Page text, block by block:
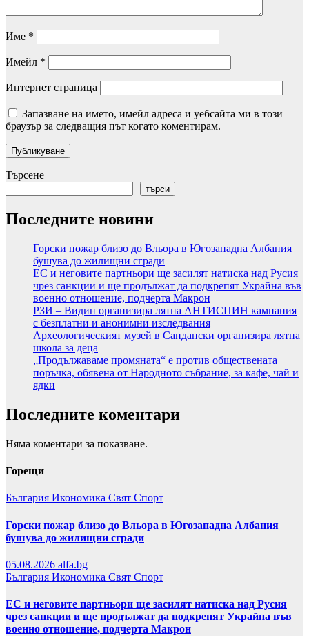
Име *
Имейл *
Интернет страница
Запазване на името, имейл адреса и уебсайта ми в този
браузър за следващия път когато коментирам.
Търсене
търси
Последните новини
Горски пожар близо до Вльора в Югозападна Албания
бушува до жилищни сгради
ЕС и неговите партньори ще засилят натиска над Русия
чрез санкции и ще продължат да подкрепят Украйна във
военно отношение, подчерта Макрон
РЗИ – Видин организира лятна АНТИСПИН кампания
с безплатни и анонимни изследвания
Археологическият музей в Сандански организира лятна
школа за деца
„Продължаваме промяната“ е против обществената
поръчка, обявена от Народното събрание, за кафе, чай и
ядки
Последните коментари
Няма коментари за показване.
Горещи
България Икономика Свят Спорт
Горски пожар близо до Вльора в Югозападна Албания
бушува до жилищни сгради
05.08.2026 alfa.bg
България Икономика Свят Спорт
ЕС и неговите партньори ще засилят натиска над Русия
чрез санкции и ще продължат да подкрепят Украйна във
военно отношение, подчерта Макрон